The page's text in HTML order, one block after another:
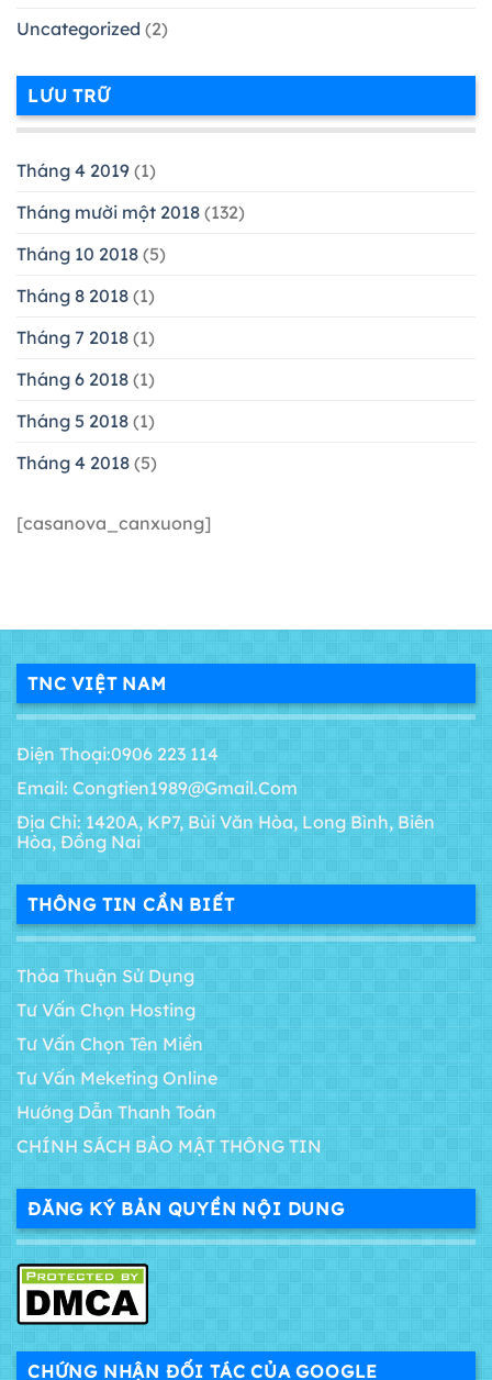
Uncategorized (2)
LƯU TRỮ
Tháng 4 2019 (1)
Tháng mười một 2018 (132)
Tháng 10 2018 (5)
Tháng 8 2018 (1)
Tháng 7 2018 (1)
Tháng 6 2018 (1)
Tháng 5 2018 (1)
Tháng 4 2018 (5)
[casanova_canxuong]
TNC VIỆT NAM
Điện Thoại:0906 223 114
Email: Congtien1989@gmail.com
Địa Chỉ: 1420A, KP7, Bùi Văn Hòa, Long Bình, Biên
Hòa, Đồng Nai
THÔNG TIN CẦN BIẾT
Thỏa Thuận Sử Dụng
Tư Vấn Chọn Hosting
Tư Vấn Chọn Tên Miền
Tư Vấn Meketing Online
Hướng Dẫn Thanh Toán
CHÍNH SÁCH BẢO MẬT THÔNG TIN
ĐĂNG KÝ BẢN QUYỀN NỘI DUNG
CHỨNG NHẬN ĐỐI TÁC CỦA GOOGLE